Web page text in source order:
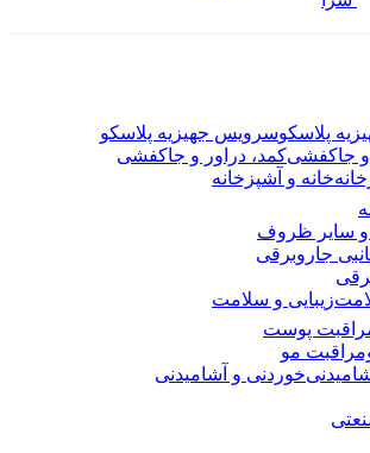
سرویس جهیزیه پلاسکو
کمد، دراور و جاکفشی
خانه و آشپزخانه
سایر ظروف
جاروبرقی
زیبایی و سلامت
پوست
مو
خوردنی و آشامیدنی